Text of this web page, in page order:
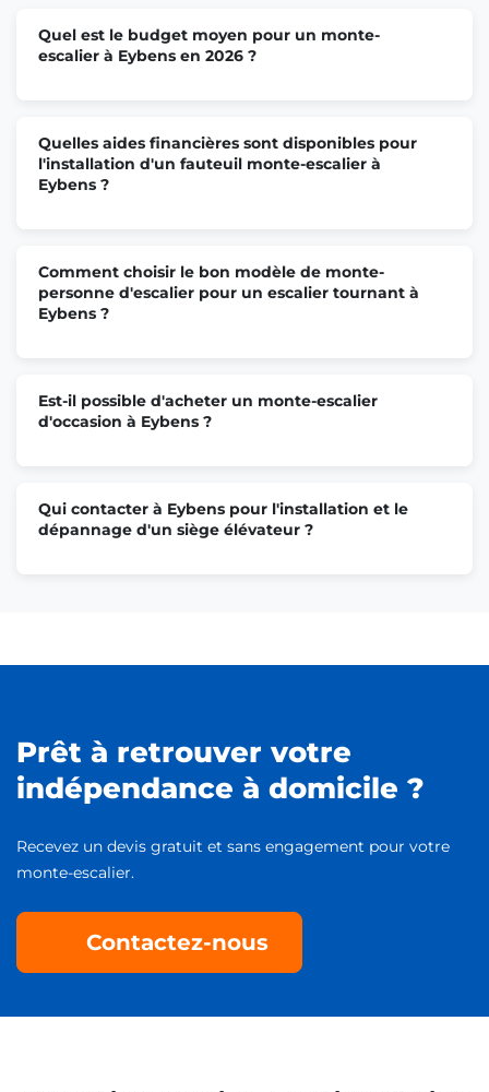
Quel est le budget moyen pour un monte-
escalier à Eybens en 2026 ?
Quelles aides financières sont disponibles pour
l'installation d'un fauteuil monte-escalier à
Eybens ?
Comment choisir le bon modèle de monte-
personne d'escalier pour un escalier tournant à
Eybens ?
Est-il possible d'acheter un monte-escalier
d'occasion à Eybens ?
Qui contacter à Eybens pour l'installation et le
dépannage d'un siège élévateur ?
Prêt à retrouver votre
indépendance à domicile ?
Recevez un devis gratuit et sans engagement pour votre
monte-escalier.
Contactez-nous